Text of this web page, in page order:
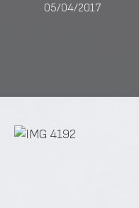
05/04/2017